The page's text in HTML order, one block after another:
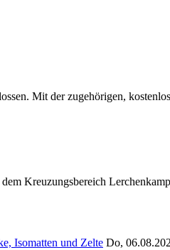
Mit der zugehörigen,
Kreuzungsbereich
Isomatten und Zelte Do,